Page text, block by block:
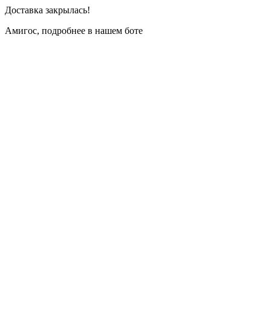
Доставка закрылась!
Амигос, подробнее в нашем боте